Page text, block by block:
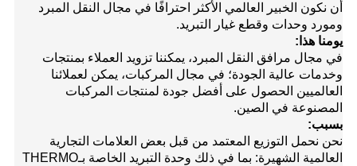
أن نكون الخبير العالمي الأكثر احترافًا في مجال النقل المبرد
ومورد وحدات وقطع غيار التبريد.
يومنا هذا:
في مجال مرافق النقل المبرد، يمكننا تزويد العملاء بمنتجات
وخدمات عالية الجودة؛ في مجال المركبات، يمكن لعملائنا
العالميين الحصول على أفضل جودة لمنتجات المركبات
المصنوعة في الصين.
بسبب:
نحن نحمل التوزيع المعتمد من قبل بعض العلامات التجارية
العالمية الشهيرة: بما في ذلك وحدة التبريد الخاصة بـTHERMO